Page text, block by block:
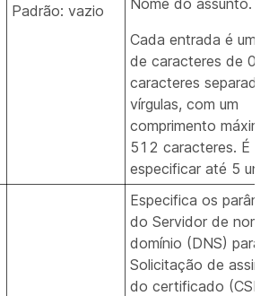
Padrão: vazio
Nome do assunto.
Cada entrada é uma
de caracteres de 0
caracteres
vírgulas, com um
comprimento
512 caracteres. É
especificar até 5
Especifica os
do Servidor de
domínio (DNS) para
Solicitação de
do certificado (CSR)